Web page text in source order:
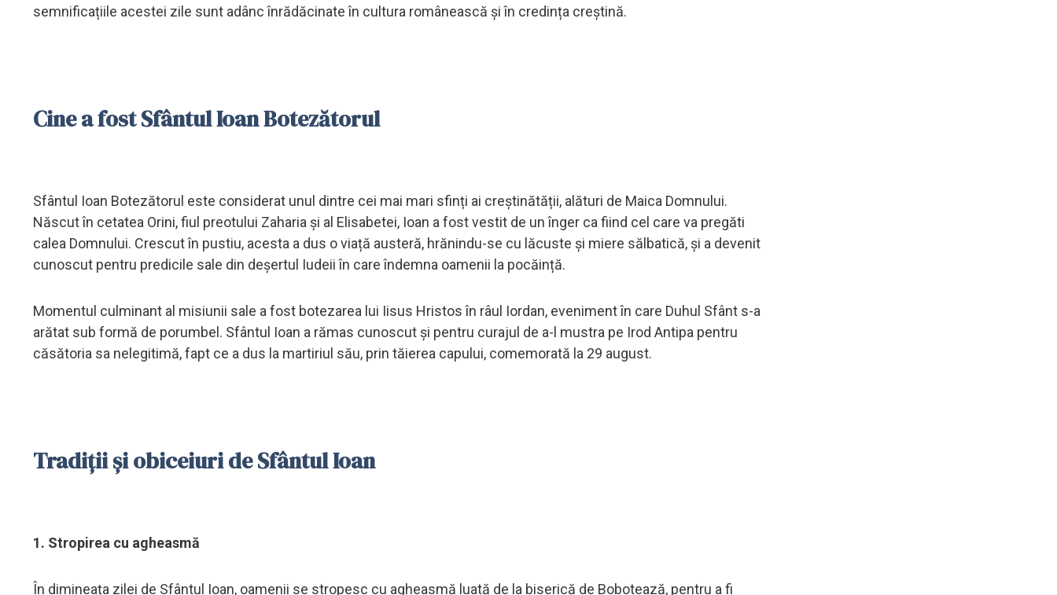
semnificațiile acestei zile sunt adânc înrădăcinate în cultura românească și în credința creștină.
Cine a fost Sfântul Ioan Botezătorul
Sfântul Ioan Botezătorul este considerat unul dintre cei mai mari sfinți ai creștinătății, alături de Maica Domnului.
Născut în cetatea Orini, fiul preotului Zaharia și al Elisabetei, Ioan a fost vestit de un înger ca fiind cel care va pregăti
calea Domnului. Crescut în pustiu, acesta a dus o viață austeră, hrănindu-se cu lăcuste și miere sălbatică, și a devenit
cunoscut pentru predicile sale din deșertul Iudeii în care îndemna oamenii la pocăință.
Momentul culminant al misiunii sale a fost botezarea lui Iisus Hristos în râul Iordan, eveniment în care Duhul Sfânt s-a
arătat sub formă de porumbel. Sfântul Ioan a rămas cunoscut și pentru curajul de a-l mustra pe Irod Antipa pentru
căsătoria sa nelegitimă, fapt ce a dus la martiriul său, prin tăierea capului, comemorată la 29 august.
Tradiții și obiceiuri de Sfântul Ioan
1. Stropirea cu agheasmă
În dimineața zilei de Sfântul Ioan, oamenii se stropesc cu agheasmă luată de la biserică de Bobotează, pentru a fi